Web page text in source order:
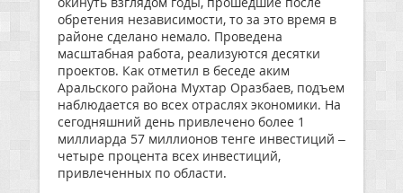
обретения независимости, то за это время в
районе сделано немало. Проведена
масштабная работа, реализуются десятки
проектов. Как отметил в беседе аким
Аральского района Мухтар Оразбаев, подъем
наблюдается во всех отраслях экономики. На
сегодняшний день привлечено более 1
миллиарда 57 миллионов тенге инвестиций –
четыре процента всех инвестиций,
привлеченных по области.